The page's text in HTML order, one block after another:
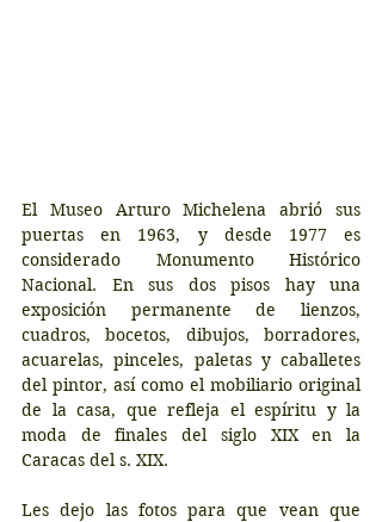
El Museo Arturo Michelena abrió sus
puertas en 1963, y desde 1977 es
considerado Monumento Histórico
Nacional. En sus dos pisos hay una
exposición permanente de lienzos,
cuadros, bocetos, dibujos, borradores,
acuarelas, pinceles, paletas y caballetes
del pintor, así como el mobiliario original
de la casa, que refleja el espíritu y la
moda de finales del siglo XIX en la
Caracas del s. XIX.
Les dejo las fotos para que vean que